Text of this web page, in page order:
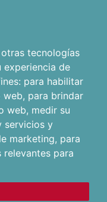
tecnologías
experiencia de
para habilitar
web, para brindar
web, medir su
servicios y
marketing, para
relevantes para